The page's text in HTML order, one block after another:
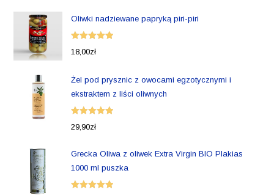
Oliwki nadziewane papryką piri-piri
Oceniono
18,00zł
Żel pod prysznic z owocami egzotycznymi i
ekstraktem z liści oliwnych
Oceniono
29,90zł
Grecka Oliwa z oliwek Extra Virgin BIO Plakias
1000 ml puszka